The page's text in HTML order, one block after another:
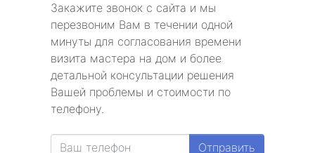
Закажите звонок с сайта и мы
перезвоним Вам в течении одной
минуты для согласования времени
визита мастера на дом и более
детальной консультации решения
Вашей проблемы и стоимости по
телефону.
Отправить